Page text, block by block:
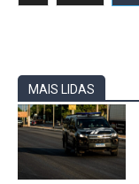
MAIS LIDAS